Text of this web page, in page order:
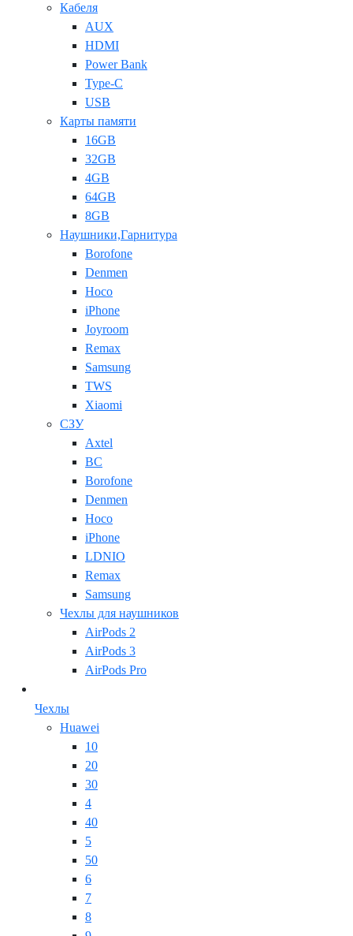
Кабеля
AUX
HDMI
Power Bank
Type-C
USB
Карты памяти
16GB
32GB
4GB
64GB
8GB
Наушники,Гарнитура
Borofone
Denmen
Hoco
iPhone
Joyroom
Remax
Samsung
TWS
Xiaomi
СЗУ
Axtel
BC
Borofone
Denmen
Hoco
iPhone
LDNIO
Remax
Samsung
Чехлы для наушников
AirPods 2
AirPods 3
AirPods Pro
Чехлы
Huawei
10
20
30
4
40
5
50
6
7
8